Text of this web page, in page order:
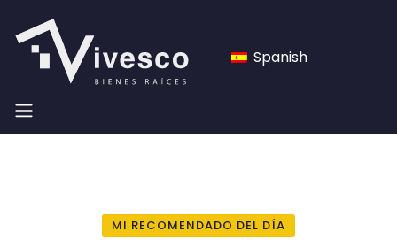
Spanish
MI RECOMENDADO DEL DÍA